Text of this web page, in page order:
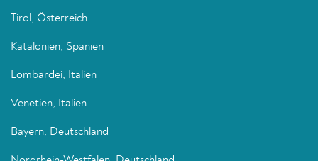
Tirol, Österreich
Katalonien, Spanien
Lombardei, Italien
Venetien, Italien
Bayern, Deutschland